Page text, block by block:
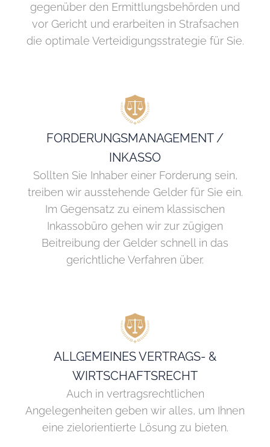
gegenüber den Ermittlungsbehörden und
vor Gericht und erarbeiten in Strafsachen
die optimale Verteidigungsstrategie für Sie.
FORDERUNGSMANAGEMENT /
INKASSO
Sollten Sie Inhaber einer Forderung sein,
treiben wir ausstehende Gelder für Sie ein.
Im Gegensatz zu einem klassischen
Inkassobüro gehen wir zur zügigen
Beitreibung der Gelder schnell in das
gerichtliche Verfahren über.
ALLGEMEINES VERTRAGS- &
WIRTSCHAFTSRECHT
Auch in vertragsrechtlichen
Angelegenheiten geben wir alles, um Ihnen
eine zielorientierte Lösung zu bieten.